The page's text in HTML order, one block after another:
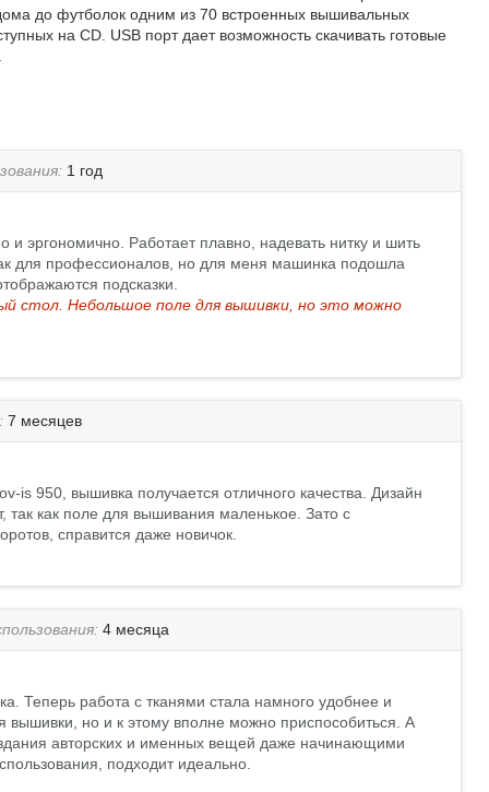
до футболок одним из 70 встроенных вышивальных
на CD. USB порт дает возможность скачивать готовые
1 год
эргономично. Работает плавно, надевать нитку и шить
для профессионалов, но для меня машинка подошла
подсказки.
стол. Небольшое поле для вышивки, но это можно
7 месяцев
950, вышивка получается отличного качества. Дизайн
как поле для вышивания маленькое. Зато с
справится даже новичок.
4 месяца
Теперь работа с тканями стала намного удобнее и
но и к этому вполне можно приспособиться. А
авторских и именных вещей даже начинающими
подходит идеально.